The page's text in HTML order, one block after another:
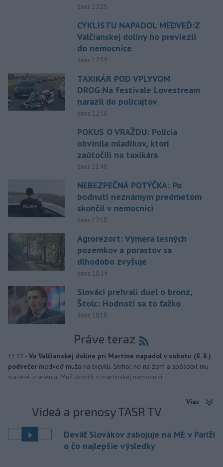
dnes 12:25
CYKLISTU NAPADOL MEDVEĎ:Z
Valčianskej doliny ho previezli
do nemocnice
dnes 12:59
TAXIKÁR POD VPLYVOM
DROG:Na festivale Lovestream
narazil do policajtov
dnes 12:30
POKUS O VRAŽDU: Polícia
obvinila mladíkov, ktorí
zaútočili na taxikára
dnes 11:40
NEBEZPEČNÁ POTÝČKA: Po
bodnutí neznámym predmetom
skončil v nemocnici
dnes 12:10
Agrorezort: Výmera lesných
pozemkov a porastov sa
dlhodobo zvyšuje
dnes 10:24
Slováci prehrali duel o bronz,
Štolc: Hodnotí sa to ťažko
dnes 10:18
Práve teraz
12:57 - Vo Valčianskej doline pri Martine napadol v sobotu (8. 8.)
podvečer medveď muža na bicykli. Strhol ho na zem a spôsobil mu
viaceré zranenia. Muž skončil v martinskej nemocnici.
Viac
Videá a prenosy TASR TV
Deväť Slovákov zabojuje na ME v Paríži
o čo najlepšie výsledky